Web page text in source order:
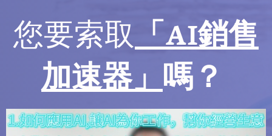
您要索取 「AI銷售
加速器」 嗎？